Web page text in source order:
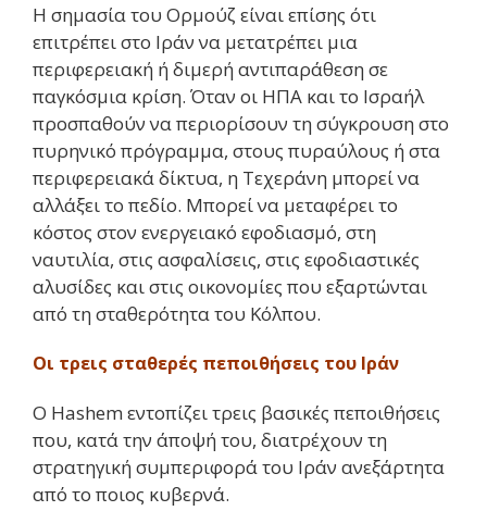
Η σημασία του Ορμούζ είναι επίσης ότι
επιτρέπει στο Ιράν να μετατρέπει μια
περιφερειακή ή διμερή αντιπαράθεση σε
παγκόσμια κρίση. Όταν οι ΗΠΑ και το Ισραήλ
προσπαθούν να περιορίσουν τη σύγκρουση στο
πυρηνικό πρόγραμμα, στους πυραύλους ή στα
περιφερειακά δίκτυα, η Τεχεράνη μπορεί να
αλλάξει το πεδίο. Μπορεί να μεταφέρει το
κόστος στον ενεργειακό εφοδιασμό, στη
ναυτιλία, στις ασφαλίσεις, στις εφοδιαστικές
αλυσίδες και στις οικονομίες που εξαρτώνται
από τη σταθερότητα του Κόλπου.
Οι τρεις σταθερές πεποιθήσεις του Ιράν
Ο Hashem εντοπίζει τρεις βασικές πεποιθήσεις
που, κατά την άποψή του, διατρέχουν τη
στρατηγική συμπεριφορά του Ιράν ανεξάρτητα
από το ποιος κυβερνά.